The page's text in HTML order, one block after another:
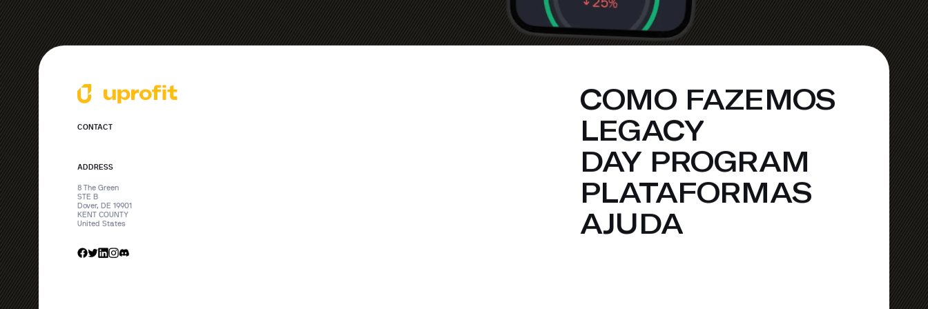
CONTACT
ADDRESS
8 The Green
STE B
Dover, DE 19901
KENT COUNTY
United States
COMO FAZEMOS
LEGACY
DAY PROGRAM
PLATAFORMAS
AJUDA